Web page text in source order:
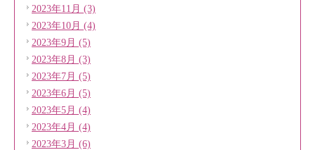
2023年11月 (3)
2023年10月 (4)
2023年9月 (5)
2023年8月 (3)
2023年7月 (5)
2023年6月 (5)
2023年5月 (4)
2023年4月 (4)
2023年3月 (6)